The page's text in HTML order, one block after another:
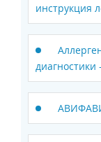
инструкция
диагностики